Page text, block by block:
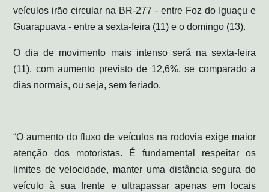
veículos irão circular na BR-277 - entre Foz do Iguaçu e
Guarapuava - entre a sexta-feira (11) e o domingo (13).
O dia de movimento mais intenso será na sexta-feira
(11), com aumento previsto de 12,6%, se comparado a
dias normais, ou seja, sem feriado.
“O aumento do fluxo de veículos na rodovia exige maior
atenção dos motoristas. É fundamental respeitar os
limites de velocidade, manter uma distância segura do
veículo à sua frente e ultrapassar apenas em locais